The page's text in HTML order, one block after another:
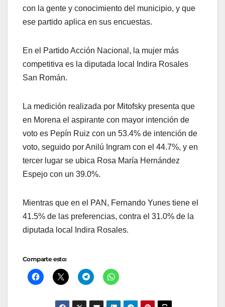
con la gente y conocimiento del municipio, y que
ese partido aplica en sus encuestas.
En el Partido Acción Nacional, la mujer más
competitiva es la diputada local Indira Rosales
San Román.
La medición realizada por Mitofsky presenta que
en Morena el aspirante con mayor intención de
voto es Pepín Ruiz con un 53.4% de intención de
voto, seguido por Anilú Ingram con el 44.7%, y en
tercer lugar se ubica Rosa María Hernández
Espejo con un 39.0%.
Mientras que en el PAN, Fernando Yunes tiene el
41.5% de las preferencias, contra el 31.0% de la
diputada local Indira Rosales.
Comparte esto: